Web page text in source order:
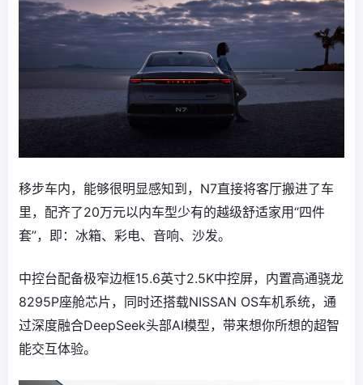
移步车内，能够很明显感知到，N7直接将客厅搬进了车
里，配齐了20万元以内车型少有的越级舒适家用“四件
套”，即：冰箱、彩电、音响、沙发。
中控台配备极窄边框15.6英寸2.5K中控屏，内置高通骁龙
8295P座舱芯片，同时还搭载NISSAN OS车机系统，通
过深度融合DeepSeek头部AI模型，带来想你所想的超智
能交互体验。